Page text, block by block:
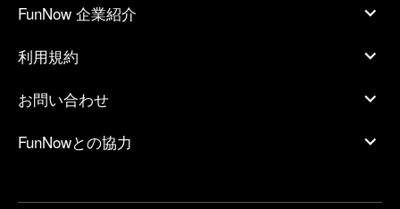
FunNow 企業紹介
利用規約
お問い合わせ
FunNowとの協力